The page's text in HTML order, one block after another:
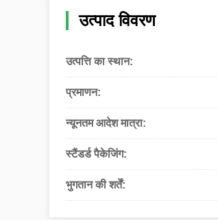
उत्पाद विवरण
उत्पत्ति का स्थान:
प्रमाणन:
न्यूनतम आदेश मात्रा:
स्टैंडर्ड पैकेजिंग:
भुगतान की शर्तें: